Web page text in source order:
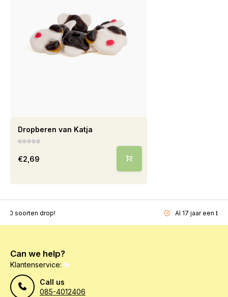
Dropberen van Katja
€2,69
soorten drop! Al 17 jaar een
Can we help?
Klantenservice:
Call us
085-4012406